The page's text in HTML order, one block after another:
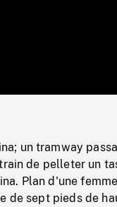
0%
un tramway
de pelleter un
Plan d'une
de sept pieds de